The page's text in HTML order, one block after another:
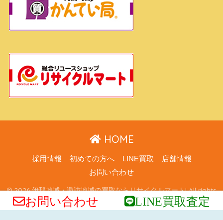
HOME
採用情報 初めての方へ LINE買取
店舗情報
お問い合わせ
© 2026 伊那地域・諏訪地域の買取ならリサイクルマート! All rights
reserved.
お問い合わせ LINE買取査定